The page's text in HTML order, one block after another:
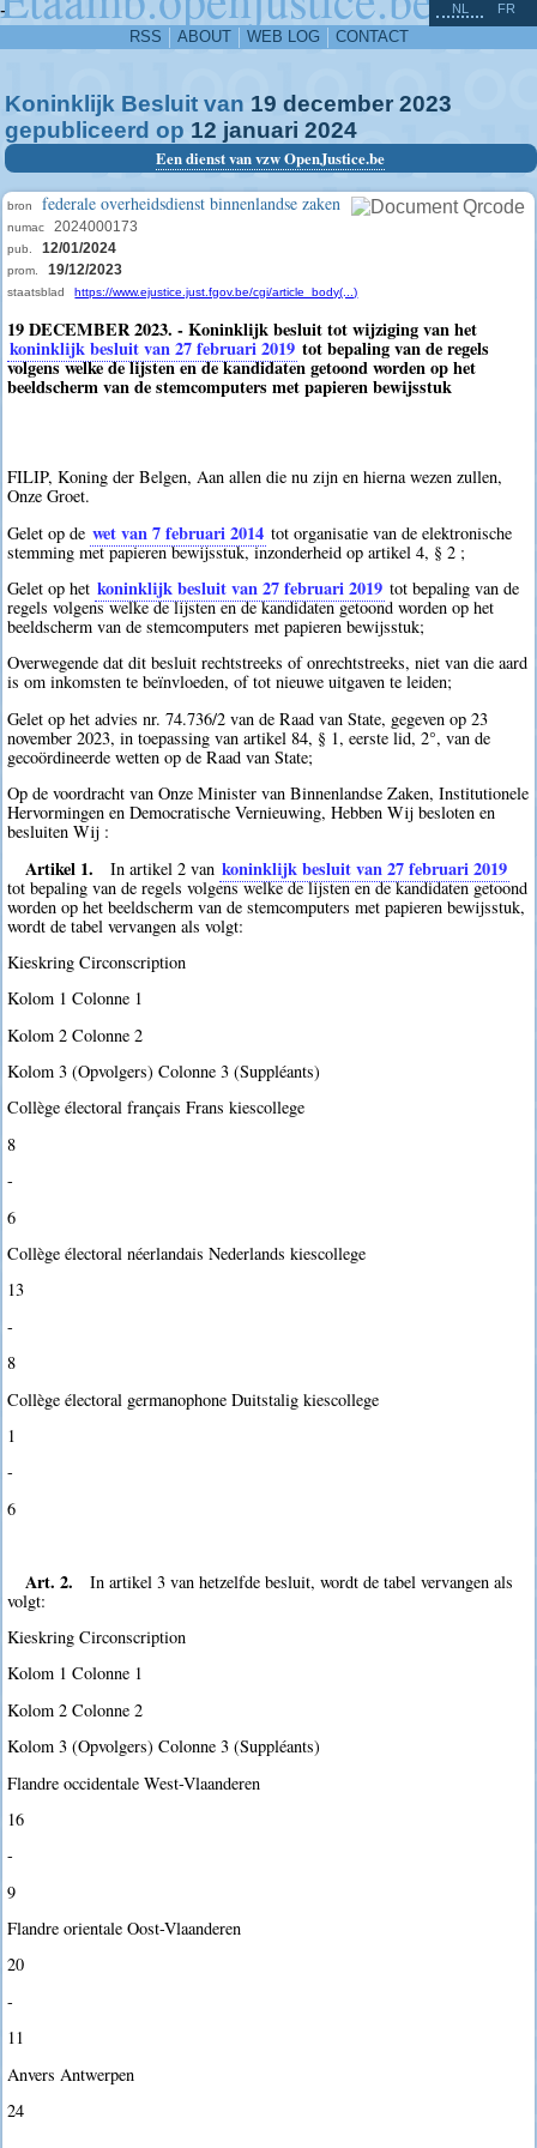
-
RSS ABOUT WEB LOG CONTACT
NL FR
Koninklijk Besluit van 19 december 2023
gepubliceerd op 12 januari 2024
Een dienst van vzw OpenJustice.be
bron federale overheidsdienst binnenlandse zaken
numac 2024000173
pub. 12/01/2024
prom. 19/12/2023
staatsblad https://www.ejustice.just.fgov.be/cgi/article_body(...)
19 DECEMBER 2023. - Koninklijk besluit tot wijziging van het
koninklijk besluit van 27 februari 2019 tot bepaling van de regels
volgens welke de lijsten en de kandidaten getoond worden op het
beeldscherm van de stemcomputers met papieren bewijsstuk
FILIP, Koning der Belgen, Aan allen die nu zijn en hierna wezen zullen,
Onze Groet.
Gelet op de wet van 7 februari 2014 tot organisatie van de elektronische
stemming met papieren bewijsstuk, inzonderheid op artikel 4, § 2 ;
Gelet op het koninklijk besluit van 27 februari 2019 tot bepaling van de
regels volgens welke de lijsten en de kandidaten getoond worden op het
beeldscherm van de stemcomputers met papieren bewijsstuk;
Overwegende dat dit besluit rechtstreeks of onrechtstreeks, niet van die aard
is om inkomsten te beïnvloeden, of tot nieuwe uitgaven te leiden;
Gelet op het advies nr. 74.736/2 van de Raad van State, gegeven op 23
november 2023, in toepassing van artikel 84, § 1, eerste lid, 2°, van de
gecoördineerde wetten op de Raad van State;
Op de voordracht van Onze Minister van Binnenlandse Zaken, Institutionele
Hervormingen en Democratische Vernieuwing, Hebben Wij besloten en
besluiten Wij :
Artikel 1. In artikel 2 van koninklijk besluit van 27 februari 2019
tot bepaling van de regels volgens welke de lijsten en de kandidaten getoond
worden op het beeldscherm van de stemcomputers met papieren bewijsstuk,
wordt de tabel vervangen als volgt:
Kieskring Circonscription
Kolom 1 Colonne 1
Kolom 2 Colonne 2
Kolom 3 (Opvolgers) Colonne 3 (Suppléants)
Collège électoral français Frans kiescollege
8
-
6
Collège électoral néerlandais Nederlands kiescollege
13
-
8
Collège électoral germanophone Duitstalig kiescollege
1
-
6
Art. 2.
In artikel 3 van hetzelfde besluit, wordt de tabel vervangen als
volgt:
Kieskring Circonscription
Kolom 1 Colonne 1
Kolom 2 Colonne 2
Kolom 3 (Opvolgers) Colonne 3 (Suppléants)
Flandre occidentale West-Vlaanderen
16
-
9
Flandre orientale Oost-Vlaanderen
20
-
11
Anvers Antwerpen
24
^